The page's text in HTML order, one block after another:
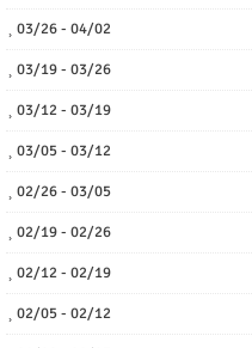
03/26 - 04/02
03/19 - 03/26
03/12 - 03/19
03/05 - 03/12
02/26 - 03/05
02/19 - 02/26
02/12 - 02/19
02/05 - 02/12